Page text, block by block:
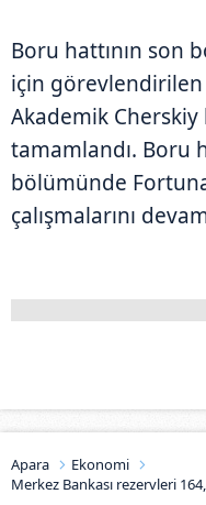
Boru hattının son
için
Akademik
tamamlandı. Boru
bölümünde
çalışmalarını
Apara
Ekonomi
Merkez Bankası rezervleri